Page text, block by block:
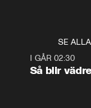
SE ALLA
I GÅR 02:30
Så blir